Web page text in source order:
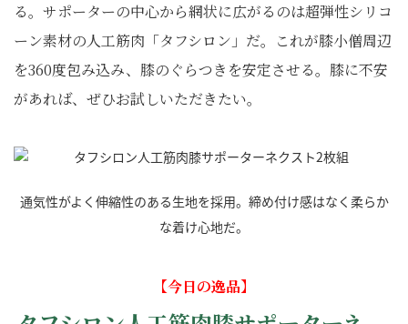
る。サポーターの中心から網状に広がるのは超弾性シリコ
ーン素材の人工筋肉「タフシロン」だ。これが膝小僧周辺
を360度包み込み、膝のぐらつきを安定させる。膝に不安
があれば、ぜひお試しいただきたい。
通気性がよく伸縮性のある生地を採用。締め付け感はなく柔らか
な着け心地だ。
【今日の逸品】